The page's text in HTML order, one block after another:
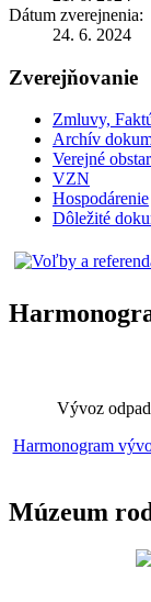
Dátum zverejnenia:
24. 6. 2024
Zverejňovanie
Zmluvy,
Archív
Verejné
VZN
Hospodárenie
Dôležité
Vývoz
Harmonogram
Múzeum